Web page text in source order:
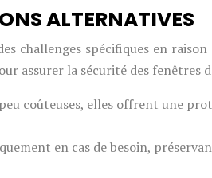
ALTERNATIVES
challenges spécifiques en
assurer la sécurité des fenêtres
coûteuses, elles offrent une
en cas de besoin,